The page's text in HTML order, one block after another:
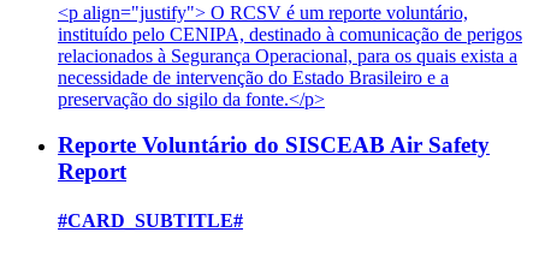
<p align="justify"> O RCSV é um reporte voluntário,
instituído pelo CENIPA, destinado à comunicação de perigos
relacionados à Segurança Operacional, para os quais exista a
necessidade de intervenção do Estado Brasileiro e a
preservação do sigilo da fonte.</p>
Reporte Voluntário do SISCEAB Air Safety
Report
#CARD_SUBTITLE#